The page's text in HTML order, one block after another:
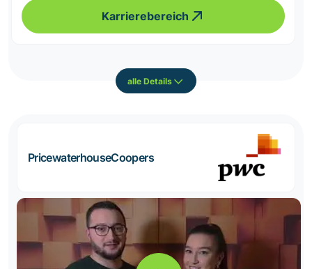
Karrierebereich
alle Details
PricewaterhouseCoopers